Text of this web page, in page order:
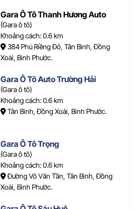
Gara Ô Tô Thanh Hương Auto
(Gara ô tô)
Khoảng cách: 0.6 km
384 Phú Riềng Đỏ, Tân Bình, Đồng
Xoài, Bình Phước.
Gara Ô Tô Auto Trường Hải
(Gara ô tô)
Khoảng cách: 0.6 km
Tân Bình, Đồng Xoài, Bình Phước.
Gara Ô Tô Trọng
(Gara ô tô)
Khoảng cách: 0.6 km
Đường Võ Văn Tần, Tân Bình, Đồng
Xoài, Bình Phước.